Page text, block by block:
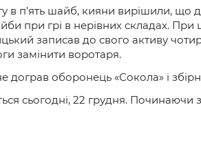
п’ять шайб, кияни вирішили, що
при грі в нерівних складах.
записав до свого активу
замінити воротаря.
дограв оборонець «Сокола» і
сьогодні, 22 грудня. Починаючи